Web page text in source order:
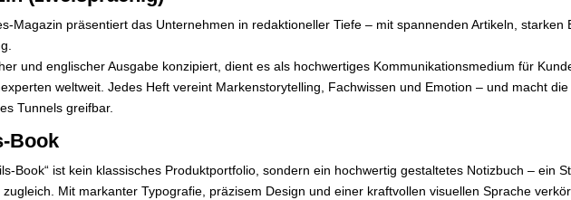
Magazin präsentiert das Unternehmen in redaktioneller Tiefe – mit spannenden Artikeln, starken
und englischer Ausgabe konzipiert, dient es als hochwertiges Kommunikationsmedium für
weltweit. Jedes Heft vereint Markenstorytelling, Fachwissen und Emotion – und macht
Tunnels greifbar.
Book
Book“ ist kein klassisches Produktportfolio, sondern ein hochwertig gestaltetes Notizbuch – ein
zugleich. Mit markanter Typografie, präzisem Design und einer kraftvollen visuellen Sprache